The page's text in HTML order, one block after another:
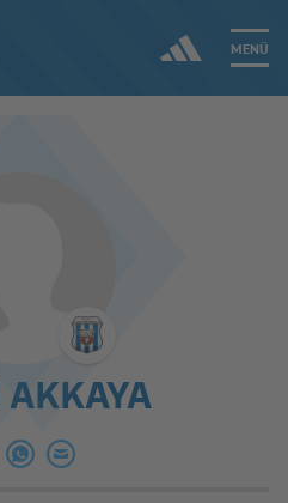
MENÜ